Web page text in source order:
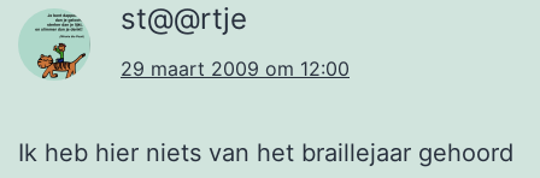
st@@rtje
29 maart 2009 om 12:00
Ik heb hier niets van het braillejaar gehoord